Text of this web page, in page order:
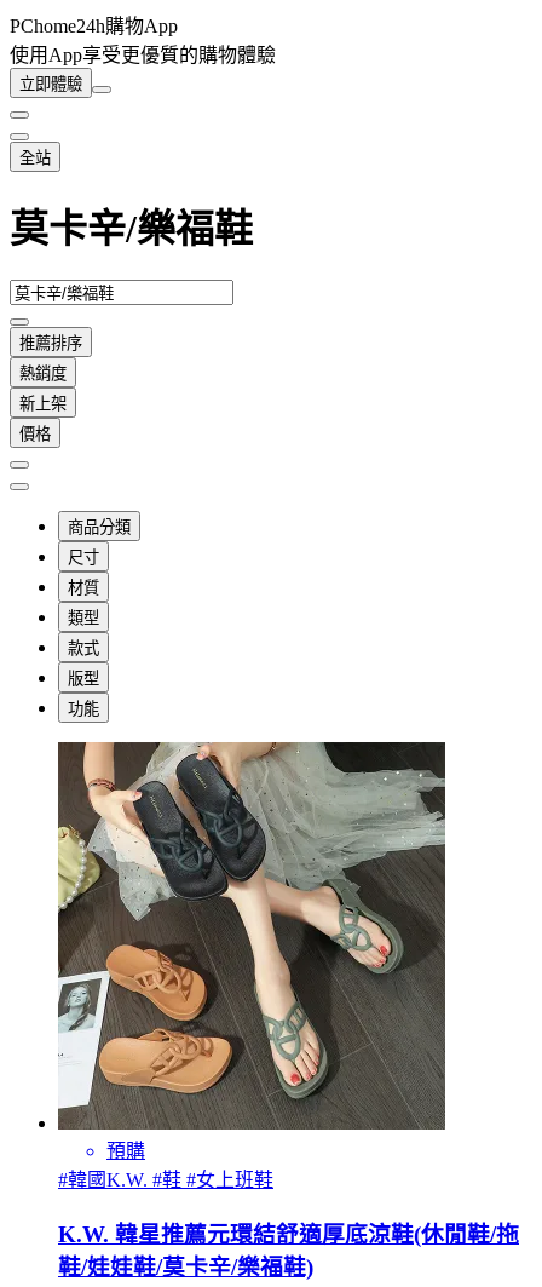
PChome24h購物App
使用App享受更優質的購物體驗
立即體驗
全站
莫卡辛/樂福鞋
推薦排序
熱銷度
新上架
價格
商品分類
尺寸
材質
類型
款式
版型
功能
預購
#韓國K.W. #鞋 #女上班鞋
K.W. 韓星推薦元環結舒適厚底涼鞋(休閒鞋/拖
鞋/娃娃鞋/莫卡辛/樂福鞋)